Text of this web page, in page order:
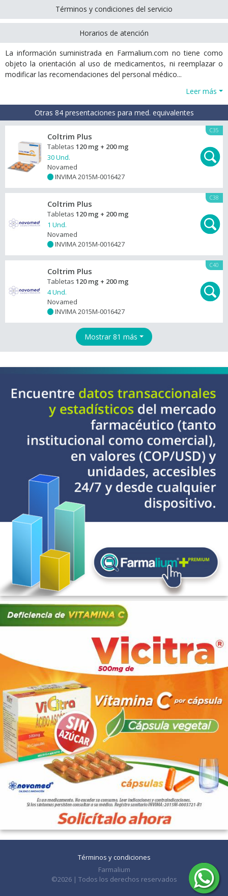
Términos y condiciones del servicio
Horarios de atención
La información suministrada en Farmalium.com no tiene como
objeto la orientación al uso de medicamentos, ni reemplazar o
modificar las recomendaciones del personal médico...
Leer más
Otras 84 presentaciones para med. equivalentes
C35
Coltrim Plus
Tabletas 120 mg + 200 mg
30 Und.
Novamed
INVIMA 2015M-0016427
C38
Coltrim Plus
Tabletas 120 mg + 200 mg
1 Und.
Novamed
INVIMA 2015M-0016427
C40
Coltrim Plus
Tabletas 120 mg + 200 mg
4 Und.
Novamed
INVIMA 2015M-0016427
Mostrar 81 más
Términos y condiciones
Farmalium
©2026 | Todos los derechos reservados